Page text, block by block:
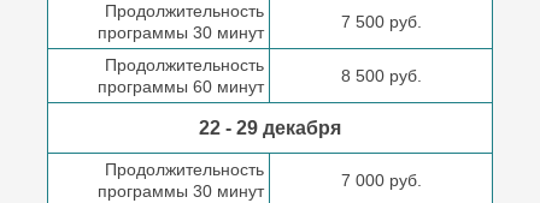
Продолжительность
программы 30 минут
7 500 руб.
Продолжительность
программы 60 минут
8 500 руб.
22 - 29 декабря
Продолжительность
программы 30 минут
7 000 руб.